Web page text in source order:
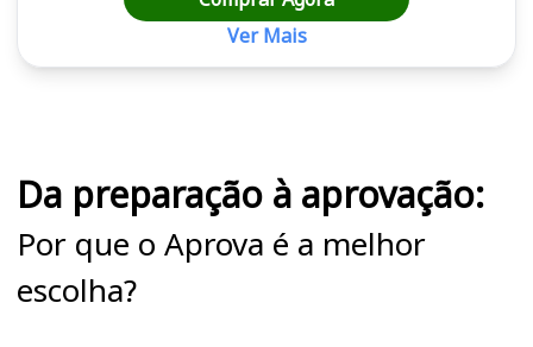
Ver Mais
Da preparação à aprovação:
Por que o Aprova é a melhor
escolha?